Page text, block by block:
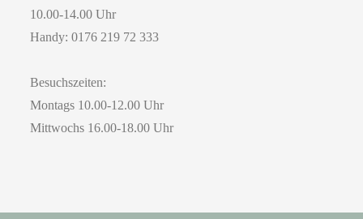
10.00-14.00 Uhr
Handy: 0176 219 72 333
Besuchszeiten:
Montags 10.00-12.00 Uhr
Mittwochs 16.00-18.00 Uhr